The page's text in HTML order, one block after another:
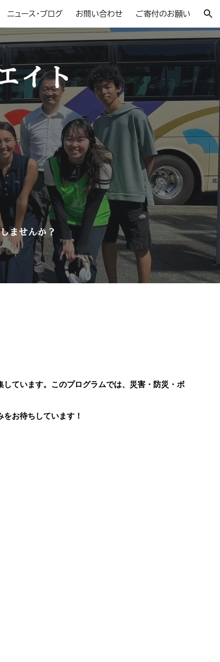
ニュース・ブログ お問い合わせ ご寄付のお願い
イト
ませんか？
ています。このプログラムでは、災害・防災・ボ
をお待ちしています！